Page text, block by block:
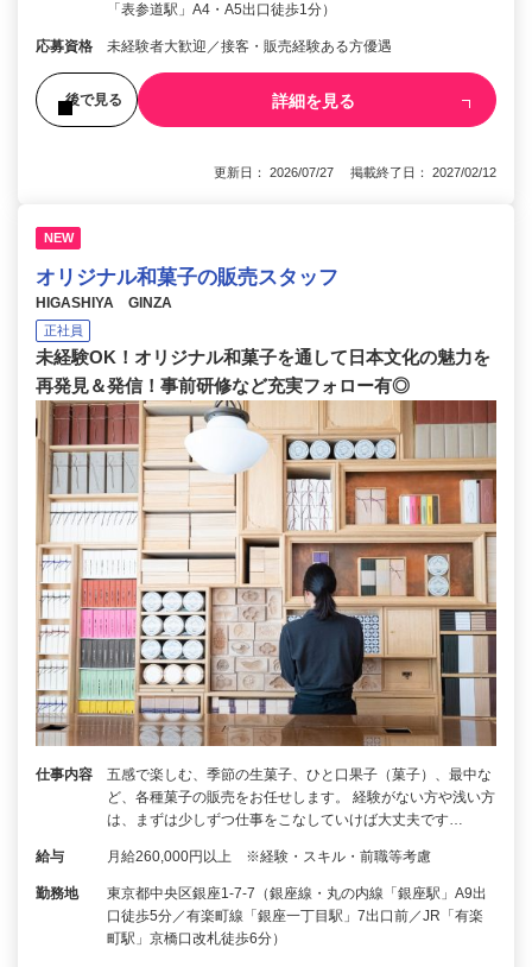
「表参道駅」A4・A5出口徒歩1分）
応募資格 未経験者大歓迎／接客・販売経験ある方優遇
後で見る 詳細を見る
更新日： 2026/07/27 掲載終了日： 2027/02/12
NEW
オリジナル和菓子の販売スタッフ
HIGASHIYA GINZA
正社員
未経験OK！オリジナル和菓子を通して日本文化の魅力を
再発見＆発信！事前研修など充実フォロー有◎
仕事内容
五感で楽しむ、季節の生菓子、ひと口果子（菓子）、最中な
ど、各種菓子の販売をお任せします。 経験がない方や浅い方
は、まずは少しずつ仕事をこなしていけば大丈夫です…
給与 月給260,000円以上 ※経験・スキル・前職等考慮
勤務地
東京都中央区銀座1-7-7（銀座線・丸の内線「銀座駅」A9出
口徒歩5分／有楽町線「銀座一丁目駅」7出口前／JR「有楽
町駅」京橋口改札徒歩6分）